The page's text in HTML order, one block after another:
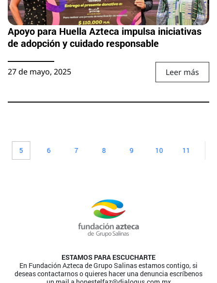
Apoyo para Huella Azteca impulsa iniciativas
de adopción y cuidado responsable
27 de mayo, 2025 Leer más
5 6 7 8 9 10 11
ESTAMOS PARA ESCUCHARTE
En Fundación Azteca de Grupo Salinas estamos contigo, si
deseas contactarnos o quieres hacer una denuncia escríbenos